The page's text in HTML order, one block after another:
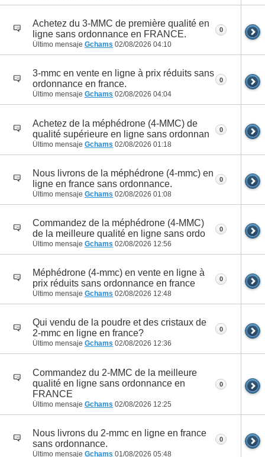
Achetez du 3-MMC de première qualité en
ligne sans ordonnance en FRANCE.
Último mensaje Gchams 02/08/2026 04:10
0
3-mmc en vente en ligne à prix réduits sans
ordonnance en france.
Último mensaje Gchams 02/08/2026 04:04
0
Achetez de la méphédrone (4-MMC) de
qualité supérieure en ligne sans ordonnan
Último mensaje Gchams 02/08/2026 01:18
0
Nous livrons de la méphédrone (4-mmc) en
ligne en france sans ordonnance.
Último mensaje Gchams 02/08/2026 01:08
0
Commandez de la méphédrone (4-MMC)
de la meilleure qualité en ligne sans ordo
Último mensaje Gchams 02/08/2026 12:56
0
Méphédrone (4-mmc) en vente en ligne à
prix réduits sans ordonnance en france
Último mensaje Gchams 02/08/2026 12:48
0
Qui vendu de la poudre et des cristaux de
2-mmc en ligne en france?
Último mensaje Gchams 02/08/2026 12:36
0
Commandez du 2-MMC de la meilleure
qualité en ligne sans ordonnance en
FRANCE
Último mensaje Gchams 02/08/2026 12:25
0
Nous livrons du 2-mmc en ligne en france
sans ordonnance.
Último mensaje Gchams 01/08/2026 05:48
0